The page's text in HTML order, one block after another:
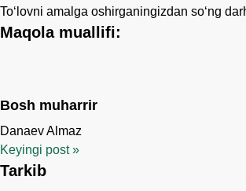
Toʻlovni amalga oshirganingizdan soʻng
Maqola muallifi:
Bosh muharrir
Danaev Almaz
Keyingi post»
Tarkib